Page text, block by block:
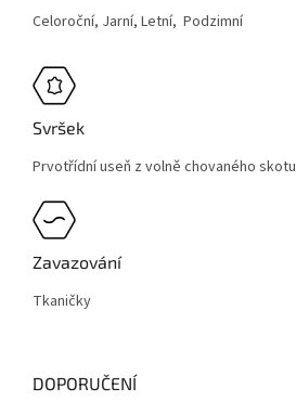
Celoroční, Jarní, Letní, Podzimní
Svršek
Prvotřídní useň z volně chovaného skotu
Zavazování
Tkaničky
DOPORUČENÍ